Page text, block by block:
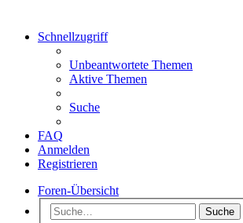
Schnellzugriff
Unbeantwortete Themen
Aktive Themen
Suche
FAQ
Anmelden
Registrieren
Foren-Übersicht
Suche